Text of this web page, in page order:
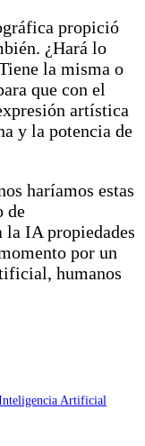
propició
¿Hará lo
la misma o
que con el
artística
y la potencia de
haríamos estas
de
IA propiedades
por un
humanos
Artificial